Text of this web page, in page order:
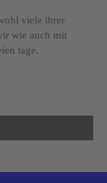
viele ihrer
wie auch mit
tage.